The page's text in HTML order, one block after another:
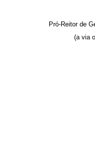
Pró-Reitor de
(a via